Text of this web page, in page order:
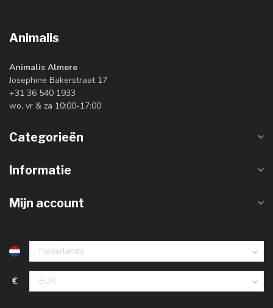
Animalis
Animalis Almere
Josephine Bakerstraat 17
+31 36 540 1933
wo, vr & za 10:00-17:00
Categorieën
Informatie
Mijn account
€